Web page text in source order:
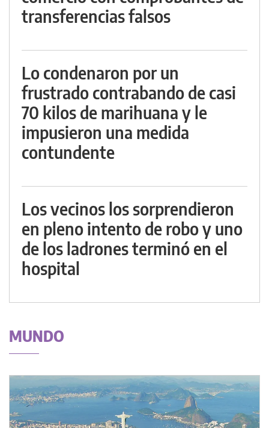
transferencias falsos
Lo condenaron por un
frustrado contrabando de casi
70 kilos de marihuana y le
impusieron una medida
contundente
Los vecinos los sorprendieron
en pleno intento de robo y uno
de los ladrones terminó en el
hospital
MUNDO